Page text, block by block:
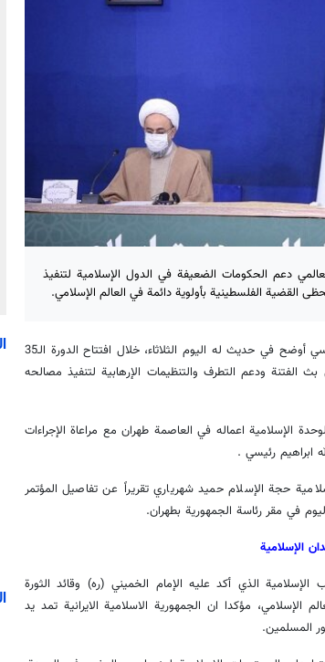
دعم الحكومات الضعيفة في الدول الإسلامية لتنفيذ
القضية الفلسطينية بأولوية دائمة في العالم الإسلامي.
، أن الرئيس الإيراني إبراهيم رئيسي أوضح في حديث له اليوم الثلاثاء، خلال افتتاح الدورة الـ35
الفتنة ودعم التطرف والتنظيمات الإرهابية لتنفيذ مصالحه
الإسلامية اعماله في العاصمة طهران مع مراعاة الإجراءات
ابراهيم رئيسي .
حجة الإسلام حميد شهرياري تقريراً عن تفاصيل المؤتمر
في مقر رئاسة الجمهورية بطهران.
الإسلامية
الذي أكد عليه الإمام الخميني (ره) وقائد الثورة
الإسلامي، مؤكدا ان الجمهورية الاسلامية الايرانية تمد يد
المسلمين.